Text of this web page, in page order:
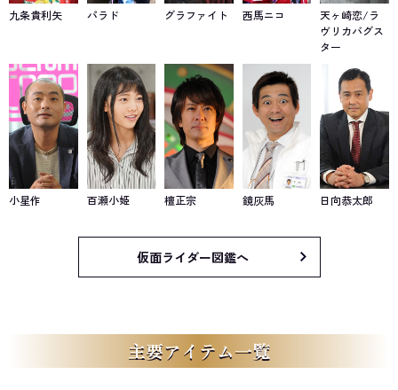
九条貴利矢 パラド グラファイト 西馬ニコ
天ヶ崎恋/ラ
ヴリカバグス
ター
小星作 百瀬小姫 檀正宗 鏡灰馬 日向恭太郎
仮面ライダー図鑑へ
主要アイテム一覧